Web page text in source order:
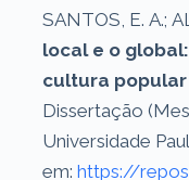
SANTOS, E. A.;
local e o
cultura popular
Dissertação
Universidade
em: https://